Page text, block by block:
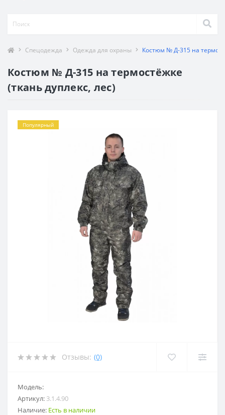
Спецодежда Одежда для охраны Костюм № Д-315 на
Костюм № Д-315 на термостёжке
(ткань дуплекс, лес)
Популярный
Отзывы: (0)
Модель:
Артикул: 3.1.4.90
Наличие: Есть в наличии